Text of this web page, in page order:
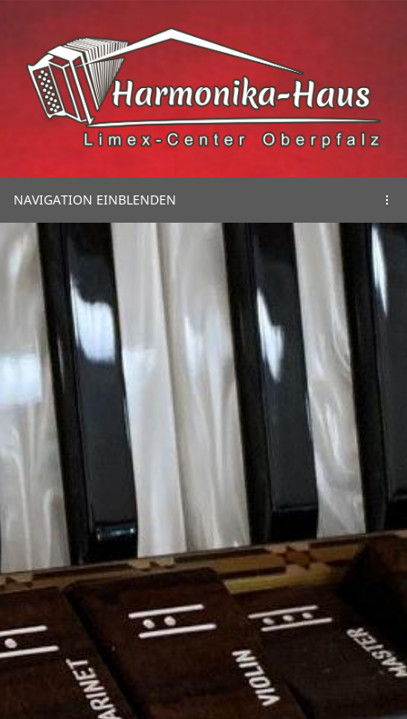
NAVIGATION EINBLENDEN